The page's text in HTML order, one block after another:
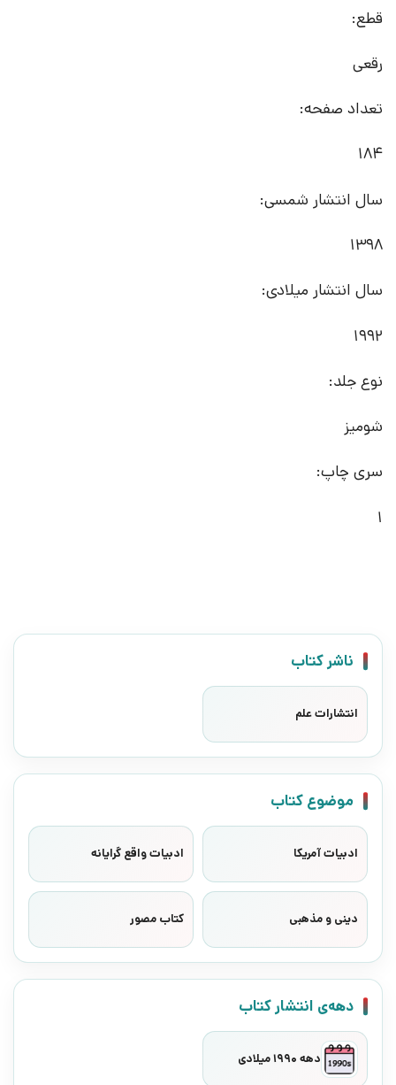
قطع:
رقعی
تعداد صفحه:
184
سال انتشار شمسی:
1398
سال انتشار میلادی:
1992
نوع جلد:
شومیز
سری چاپ:
1
ناشر کتاب
انتشارات علم
موضوع کتاب
ادبیات آمریکا ادبیات واقع گرایانه
دینی و مذهبی کتاب مصور
دهه‌ی انتشار کتاب
دهه 1990 میلادی